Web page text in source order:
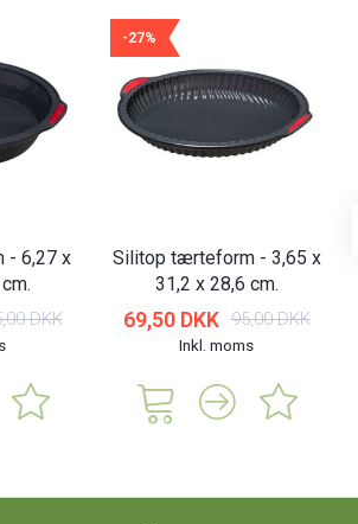
- 6,27 x
DKK
-27%
Silitop tærteform - 3,65 x
31,2 x 28,6 cm.
69,50 DKK 95,00 DKK
Inkl. moms